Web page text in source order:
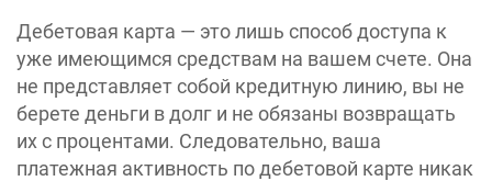
Дебетовая карта — это лишь способ доступа к
уже имеющимся средствам на вашем счете. Она
не представляет собой кредитную линию, вы не
берете деньги в долг и не обязаны возвращать
их с процентами. Следовательно, ваша
платежная активность по дебетовой карте никак